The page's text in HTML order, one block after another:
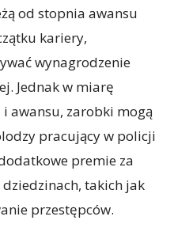
od stopnia awansu
kariery,
wynagrodzenie
Jednak w miarę
awansu, zarobki mogą
pracujący w policji
premie za
takich jak
przestępców.